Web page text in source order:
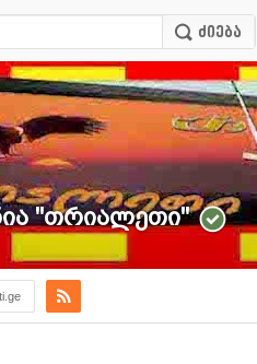
''თრიალეთი''